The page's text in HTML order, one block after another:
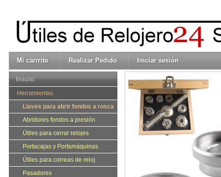
Mi carrrito Realizar Pedido Iniciar sesión
Inicio
Herramientas
Llaves para abrir fondos a rosca
Abridores fondos a presión
Útiles para cerrar relojes
Portacajas y Portamáquinas
Útiles para correas de reloj
Pasadores